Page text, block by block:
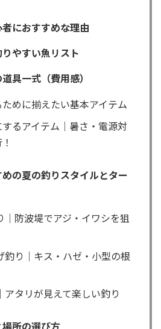
におすすめな理由
やすい魚リスト
具一式（費用感）
めに揃えたい基本アイテム
るアイテム｜暑さ・電源対
の夏の釣りスタイルとター
防波堤でアジ・イワシを狙
り｜キス・ハゼ・小型の根
タリが見えて楽しい釣り
所の選び方